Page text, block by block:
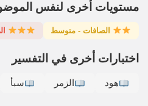
مستويات أخرى لنفس
الصافات - متوسط
اختبارات أخرى في التفسير
هود الزمر سبأ